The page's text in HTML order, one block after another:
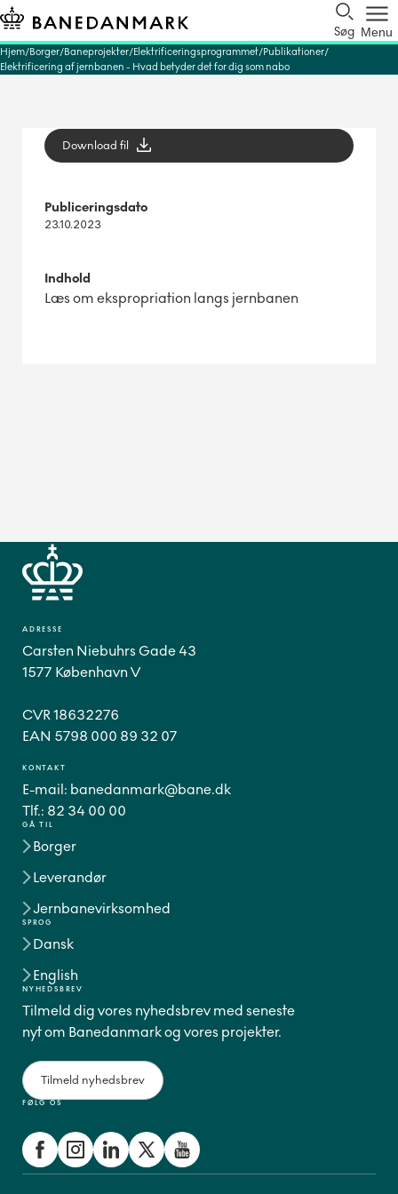
Søg Menu
Hjem Borger Baneprojekter Elektrificeringsprogrammet Publikationer
Elektrificering af jernbanen - Hvad betyder det for dig som nabo
Download fil
Publiceringsdato
23.10.2023
Indhold
Læs om ekspropriation langs jernbanen
GÅ TIL
Borger
Leverandør
Jernbanevirksomhed
SPROG
Dansk
English
FØLG OS
ADRESSE
Carsten Niebuhrs Gade 43
1577 København V
CVR 18632276
EAN 5798 000 89 32 07
KONTAKT
E-mail: banedanmark@bane.dk
Tlf.: 82 34 00 00
NYHEDSBREV
Tilmeld dig vores nyhedsbrev med seneste
nyt om Banedanmark og vores projekter.
Tilmeld nyhedsbrev